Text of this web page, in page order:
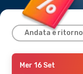
Andata e ritorno
Ven 25 Set
Mer 16 Set